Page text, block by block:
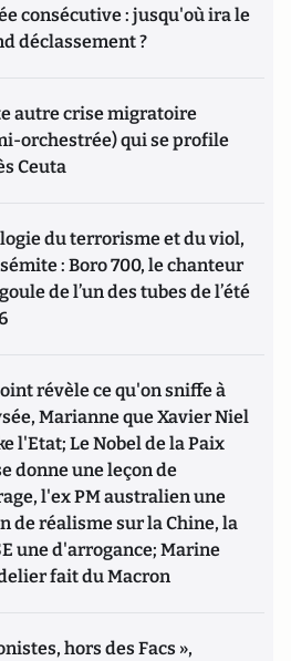
consécutive : jusqu'où ira le
déclassement ?
autre crise migratoire
orchestrée) qui se profile
Ceuta
du terrorisme et du viol,
: Boro 700, le chanteur
de l’un des tubes de l’été
révèle ce qu'on sniffe à
Marianne que Xavier Niel
l'Etat; Le Nobel de la Paix
donne une leçon de
l'ex PM australien une
de réalisme sur la Chine, la
une d'arrogance; Marine
fait du Macron
hors des Facs »,